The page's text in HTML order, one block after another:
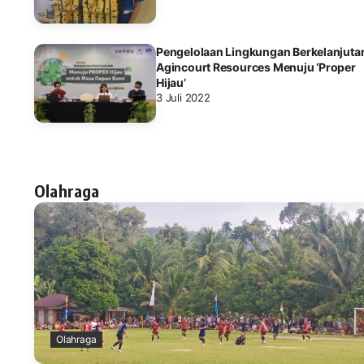
Pengelolaan Lingkungan
Agincourt Resources Menuju ‘Proper
Hijau’
3 Juli 2022
Olahraga
Olahraga